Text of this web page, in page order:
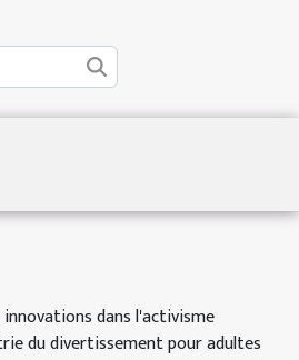
dans l'activisme
du divertissement pour adultes